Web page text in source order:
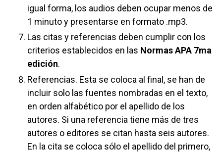
igual forma, los audios deben ocupar menos de
1 minuto y presentarse en formato .mp3.
Las citas y referencias deben cumplir con los
criterios establecidos en las Normas APA 7ma
edición.
Referencias. Esta se coloca al final, se han de
incluir solo las fuentes nombradas en el texto,
en orden alfabético por el apellido de los
autores. Si una referencia tiene más de tres
autores o editores se citan hasta seis autores.
En la cita se coloca sólo el apellido del primero,